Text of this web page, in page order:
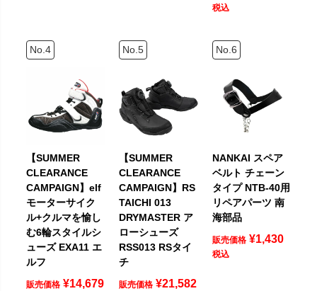
税込
【SUMMER
CLEARANCE
CAMPAIGN】elf
モーターサイク
ル+クルマを愉し
む6輪スタイルシ
ューズ EXA11 エ
ルフ
販売価格 ¥14,679
【SUMMER
CLEARANCE
CAMPAIGN】RS
TAICHI 013
DRYMASTER ア
ローシューズ
RSS013 RSタイ
チ
販売価格 ¥21,582
NANKAI スペア
ベルト チェーン
タイプ NTB-40用
リペアパーツ 南
海部品
販売価格 ¥1,430
税込